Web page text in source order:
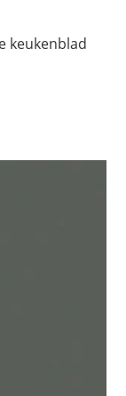
keukenblad